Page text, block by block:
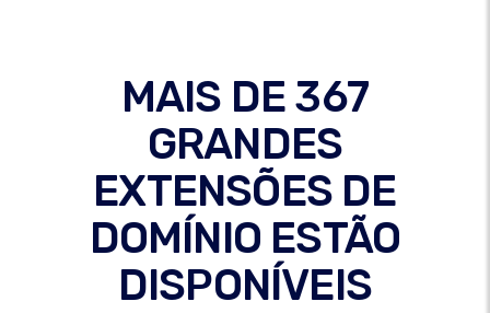
MAIS DE 367
GRANDES
EXTENSÕES DE
DOMÍNIO ESTÃO
DISPONÍVEIS